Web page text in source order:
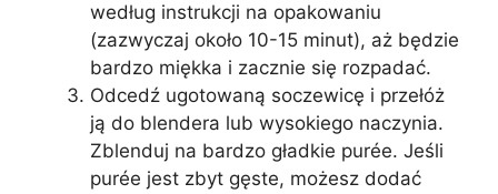
według instrukcji na opakowaniu
(zazwyczaj około 10-15 minut), aż będzie
bardzo miękka i zacznie się rozpadać.
Odcedź ugotowaną soczewicę i przełóż
ją do blendera lub wysokiego naczynia.
Zblenduj na bardzo gładkie purée. Jeśli
purée jest zbyt gęste, możesz dodać